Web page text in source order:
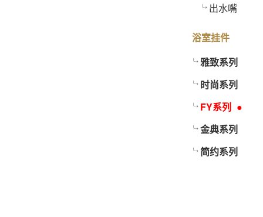
出水嘴
浴室挂件
雅致系列
时尚系列
FY系列
金典系列
简约系列